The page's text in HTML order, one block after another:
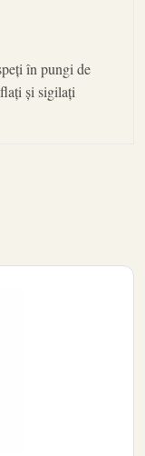
în pungi de
și sigilați